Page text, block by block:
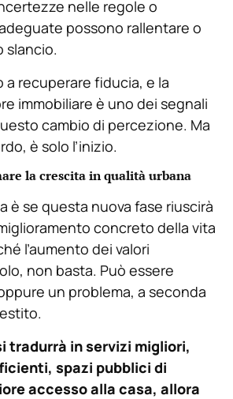
nelle regole o
possono rallentare o
slancio.
a recuperare fiducia, e la
immobiliare è uno dei segnali
cambio di percezione. Ma
è solo l’inizio.
la crescita in qualità urbana
è se questa nuova fase riuscirà
concreto della vita
l’aumento dei valori
non basta. Può essere
un problema, a seconda
tradurrà in servizi migliori,
spazi pubblici di
accesso alla casa, allora